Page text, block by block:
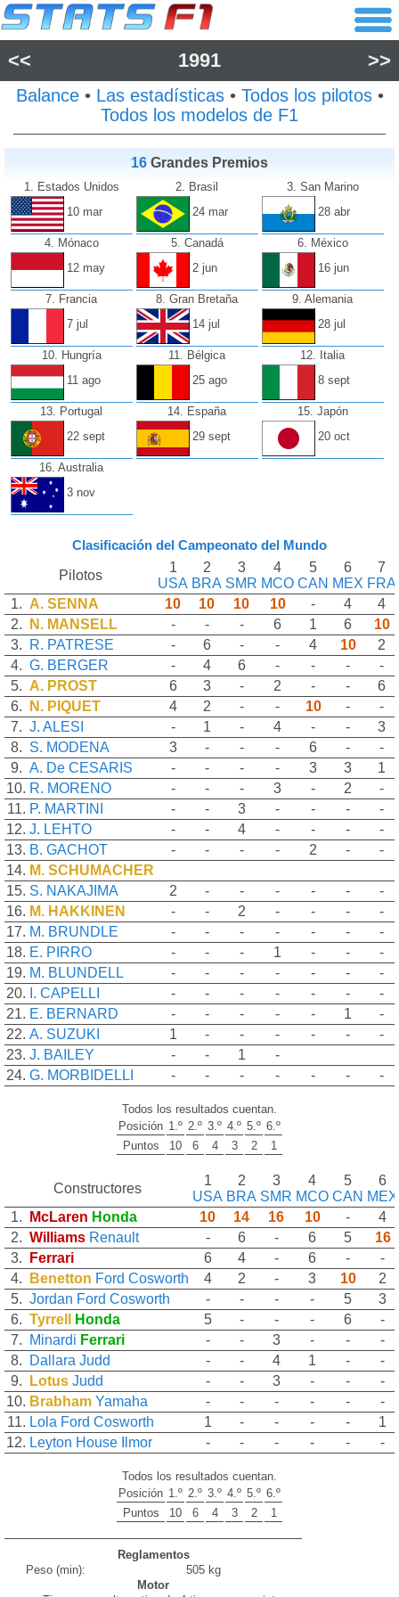
<< 1991 >>
Balance• Las estadísticas• Todos los pilotos•
Todos los modelos de F1
16 Grandes Premios
1. Estados Unidos
10 mar
2. Brasil
24 mar
3. San Marino
28 abr
4. Mónaco
12 may
5. Canadá
2 jun
6. México
16 jun
7. Francia
7 jul
8. Gran Bretaña
14 jul
9. Alemania
28 jul
10. Hungría
11 ago
11. Bélgica
25 ago
12. Italia
8 sept
13. Portugal
22 sept
14. España
29 sept
15. Japón
20 oct
16. Australia
3 nov
Clasificación del Campeonato del Mundo
Pilotos
1
USA
2
BRA
3
SMR
4
MCO
5
CAN
6
MEX
7
FRA
1. A. SENNA 10 10 10 10 - 4
4
2.
N. MANSELL - - - 6 1 6
10
3.
R. PATRESE - 6 - - 4 10
2
4. G. BERGER - 4 6 - - -
-
5. A. PROST 6 3 - 2 - -
6
6.
N. PIQUET 4 2 - - 10 -
-
7. J. ALESI - 1 - 4 - -
3
8. S. MODENA 3 - - - 6 -
-
9. A. De CESARIS - - - - 3 3
1
10. R. MORENO - - - 3 - 2
-
11. P. MARTINI - - 3 - - -
-
12. J. LEHTO - - 4 - - -
-
13. B. GACHOT - - - - 2 -
-
14. M. SCHUMACHER
15. S. NAKAJIMA 2 - - - - -
-
16. M. HAKKINEN - - 2 - - -
-
17. M. BRUNDLE - - - - - -
-
18. E. PIRRO - - - 1 - -
-
19. M. BLUNDELL - - - - - -
-
20. I. CAPELLI - - - - - -
-
21. E. BERNARD - - - - - 1
-
22. A. SUZUKI 1 - - - - -
-
23. J. BAILEY - - 1
-
24. G. MORBIDELLI - - - - - - -
Todos los resultados cuentan.
Posición 1.º 2.º 3.º 4.º 5.º 6.º
Puntos
10 6 4 3 2 1
Constructores
1
USA
2
BRA
3
SMR
4
MCO
5
CAN
6
MEX
1.
McLaren Honda 10 14 16 10 -
4
2. Williams Renault - 6 - 6 5
16
3.
Ferrari 6 4 - 6 -
-
4.
Benetton Ford Cosworth 4 2 - 3 10
2
5. Jordan Ford Cosworth - - - - 5
3
6. Tyrrell Honda 5 - - - 6
-
7.
Minardi Ferrari - - 3 - -
-
8.
Dallara Judd - - 4 1 -
-
9.
Lotus Judd - - 3 - -
-
10. Brabham Yamaha - - - - -
-
11. Lola Ford Cosworth 1 - - - -
1
12. Leyton House Ilmor - - - - - -
Todos los resultados cuentan.
Posición 1.º 2.º 3.º 4.º 5.º 6.º
Puntos
10 6 4 3 2 1
Reglamentos
Peso (min):
505 kg
Motor